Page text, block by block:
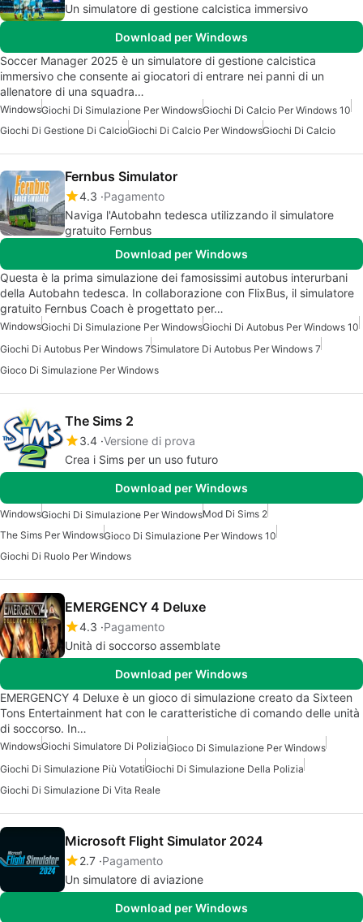
Un simulatore di gestione calcistica immersivo
Download per Windows
Soccer Manager 2025 è un simulatore di gestione calcistica
immersivo che consente ai giocatori di entrare nei panni di un
allenatore di una squadra…
WindowsGiochi Di Simulazione Per WindowsGiochi Di Calcio Per Windows 10
Giochi Di Gestione Di CalcioGiochi Di Calcio Per WindowsGiochi Di Calcio
Fernbus Simulator
4.3 Pagamento
Naviga l'Autobahn tedesca utilizzando il simulatore
gratuito Fernbus
Download per Windows
Questa è la prima simulazione dei famosissimi autobus interurbani
della Autobahn tedesca. In collaborazione con FlixBus, il simulatore
gratuito Fernbus Coach è progettato per…
WindowsGiochi Di Simulazione Per WindowsGiochi Di Autobus Per Windows 10
Giochi Di Autobus Per Windows 7Simulatore Di Autobus Per Windows 7
Gioco Di Simulazione Per Windows
The Sims 2
3.4 Versione di prova
Crea i Sims per un uso futuro
Download per Windows
WindowsGiochi Di Simulazione Per WindowsMod Di Sims 2
The Sims Per WindowsGioco Di Simulazione Per Windows 10
Giochi Di Ruolo Per Windows
EMERGENCY 4 Deluxe
4.3 Pagamento
Unità di soccorso assemblate
Download per Windows
EMERGENCY 4 Deluxe è un gioco di simulazione creato da Sixteen
Tons Entertainment hat con le caratteristiche di comando delle unità
di soccorso. In…
WindowsGiochi Simulatore Di PoliziaGioco Di Simulazione Per Windows
Giochi Di Simulazione Più VotatiGiochi Di Simulazione Della Polizia
Giochi Di Simulazione Di Vita Reale
Microsoft Flight Simulator 2024
2.7 Pagamento
Un simulatore di aviazione
Download per Windows